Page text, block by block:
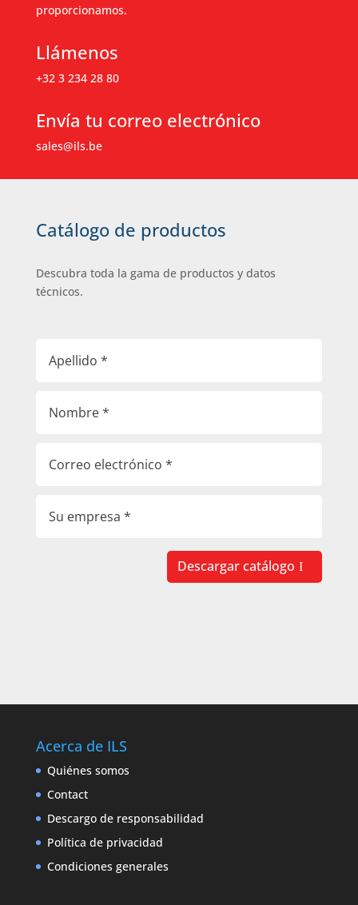
proporcionamos.
Llámenos
+32 3 234 28 80
Envía tu correo electrónico
sales@ils.be
Catálogo de productos
Descubra toda la gama de productos y datos
técnicos.
Descargar catálogo
Acerca de ILS
Quiénes somos
Contact
Descargo de responsabilidad
Política de privacidad
Condiciones generales